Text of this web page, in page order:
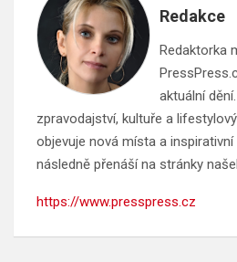
Redakce
Redaktorka
aktuální
zpravodajství, kultuře a
objevuje nová místa a inspirativní
následně přenáší na stránky
https://www.presspress.cz